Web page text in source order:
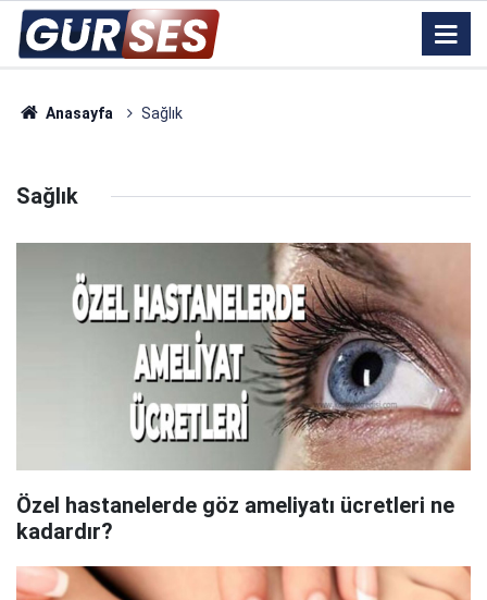
Anasayfa Sağlık
Sağlık
Özel hastanelerde göz ameliyatı ücretleri ne
kadardır?